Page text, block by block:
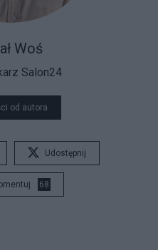
Salon24
Woś
od autora
Udostępnij
68